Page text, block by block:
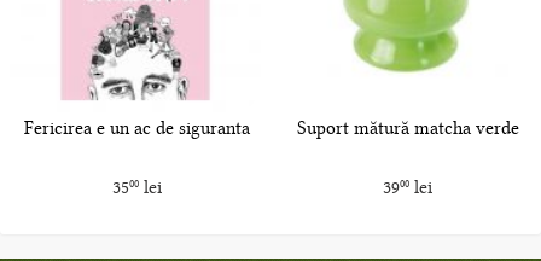
Fericirea e un ac de siguranta
3500lei
Suport mătură matcha verde
3900lei